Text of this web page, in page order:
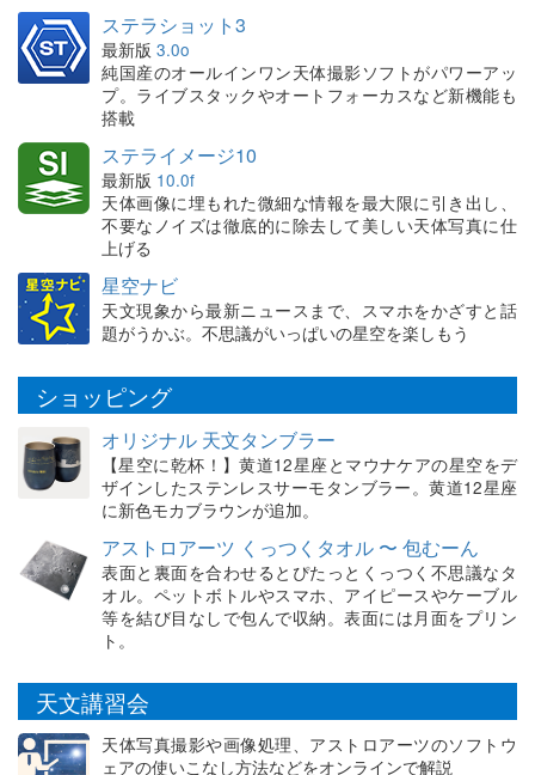
ステラショット3
最新版 3.0o
純国産のオールインワン天体撮影ソフトがパワーアッ
プ。ライブスタックやオートフォーカスなど新機能も
搭載
ステライメージ10
最新版 10.0f
天体画像に埋もれた微細な情報を最大限に引き出し、
不要なノイズは徹底的に除去して美しい天体写真に仕
上げる
星空ナビ
天文現象から最新ニュースまで、スマホをかざすと話
題がうかぶ。不思議がいっぱいの星空を楽しもう
ショッピング
オリジナル 天文タンブラー
【星空に乾杯！】黄道12星座とマウナケアの星空をデ
ザインしたステンレスサーモタンブラー。黄道12星座
に新色モカブラウンが追加。
アストロアーツ くっつくタオル 〜 包むーん
表面と裏面を合わせるとぴたっとくっつく不思議なタ
オル。ペットボトルやスマホ、アイピースやケーブル
等を結び目なしで包んで収納。表面には月面をプリン
ト。
天文講習会
天体写真撮影や画像処理、アストロアーツのソフトウ
ェアの使いこなし方法などをオンラインで解説